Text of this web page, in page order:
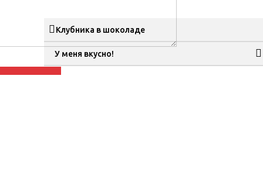
Клубника в шоколаде
У меня вкусно!